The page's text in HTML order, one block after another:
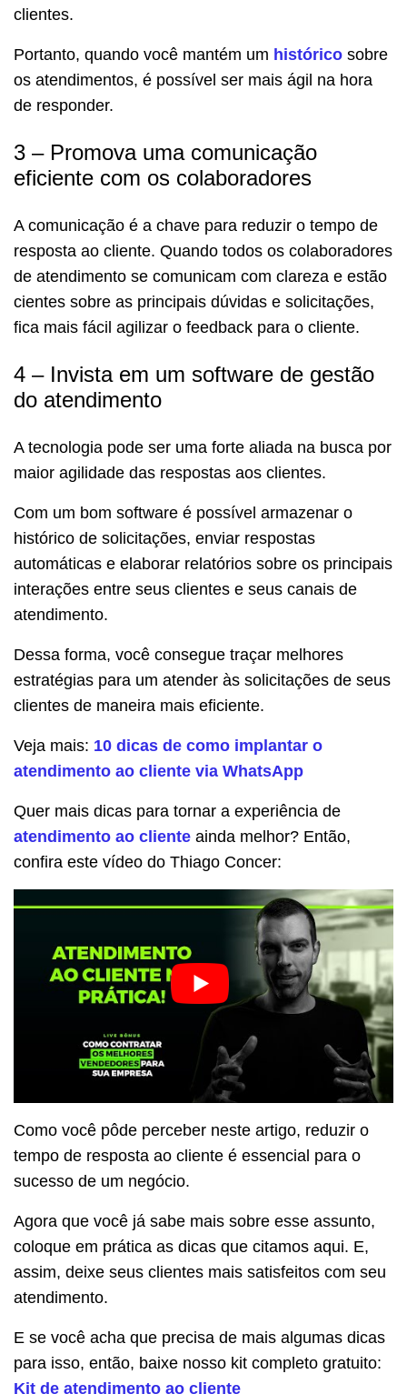
clientes.
Portanto, quando você mantém um histórico sobre
os atendimentos, é possível ser mais ágil na hora
de responder.
3 – Promova uma comunicação
eficiente com os colaboradores
A comunicação é a chave para reduzir o tempo de
resposta ao cliente. Quando todos os colaboradores
de atendimento se comunicam com clareza e estão
cientes sobre as principais dúvidas e solicitações,
fica mais fácil agilizar o feedback para o cliente.
4 – Invista em um software de gestão
do atendimento
A tecnologia pode ser uma forte aliada na busca por
maior agilidade das respostas aos clientes.
Com um bom software é possível armazenar o
histórico de solicitações, enviar respostas
automáticas e elaborar relatórios sobre os principais
interações entre seus clientes e seus canais de
atendimento.
Dessa forma, você consegue traçar melhores
estratégias para um atender às solicitações de seus
clientes de maneira mais eficiente.
Veja mais: 10 dicas de como implantar o
atendimento ao cliente via WhatsApp
Quer mais dicas para tornar a experiência de
atendimento ao cliente ainda melhor? Então,
confira este vídeo do Thiago Concer:
Como você pôde perceber neste artigo, reduzir o
tempo de resposta ao cliente é essencial para o
sucesso de um negócio.
Agora que você já sabe mais sobre esse assunto,
coloque em prática as dicas que citamos aqui. E,
assim, deixe seus clientes mais satisfeitos com seu
atendimento.
E se você acha que precisa de mais algumas dicas
para isso, então, baixe nosso kit completo gratuito:
Kit de atendimento ao cliente